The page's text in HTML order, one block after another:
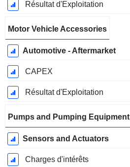
Résultat d'Exploitation
Motor Vehicle Accessories
Automotive - Aftermarket
CAPEX
Résultat d'Exploitation
Pumps and Pumping Equipment
Sensors and Actuators
Charges d'intérêts